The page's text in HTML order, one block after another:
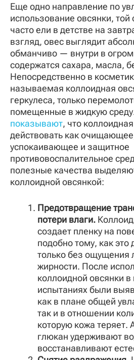
Еще одно направление по
использование овсянки,
часто ели в детстве на
взгляд, овес выглядит
обманчиво — внутри в
содержатся сахара, масла,
Непосредственно в
называемая коллоидная
геркулеса, только
помещенные в жидкую
показывают, что
действовать как
успокаивающее и защитное
противовоспалительное
полезные качества
коллоидной овсянкой:
Предотвращение
потери влаги.
создает пленку на
подобно тому, как это
только без ощущения
жирности. После
коллоидной овсянки в
испытаниях были
как в плане общей
так и в отношении
которую кожа теряет.
глюкан удерживают
восстанавливают